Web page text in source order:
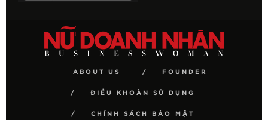
ABOUT US FOUNDER
ĐIỀU KHOẢN SỬ DỤNG
CHÍNH SÁCH BẢO MẬT